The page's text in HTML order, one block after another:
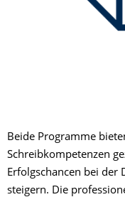
Beide Programme
Schreibkompetenzen
Erfolgschancen bei
steigern. Die